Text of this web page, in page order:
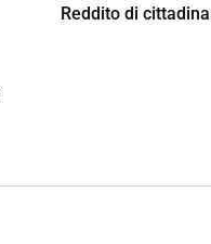
Reddito di